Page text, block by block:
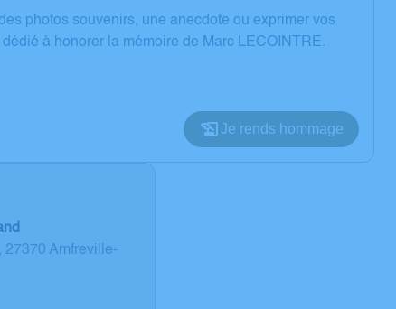
photos souvenirs, une anecdote ou exprimer vos
à honorer la mémoire de Marc LECOINTRE.
Je rends hommage
27370 Amfreville-